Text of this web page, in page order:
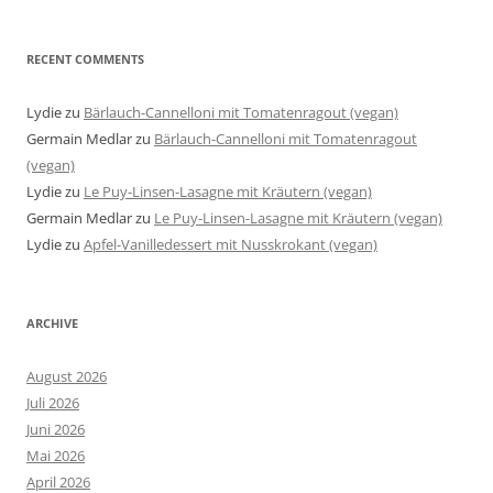
RECENT COMMENTS
Lydiezu Bärlauch-Cannelloni mit Tomatenragout (vegan)
Germain Medlarzu Bärlauch-Cannelloni mit Tomatenragout
(vegan)
Lydiezu Le Puy-Linsen-Lasagne mit Kräutern (vegan)
Germain Medlarzu Le Puy-Linsen-Lasagne mit Kräutern (vegan)
Lydiezu Apfel-Vanilledessert mit Nusskrokant (vegan)
ARCHIVE
August 2026
Juli 2026
Juni 2026
Mai 2026
April 2026